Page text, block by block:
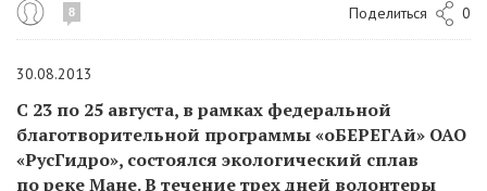
8 Поделиться 0
30.08.2013
С 23 по 25 августа, в рамках федеральной
благотворительной программы «оБЕРЕГАй» ОАО
«РусГидро», состоялся экологический сплав
по реке Мане. В течение трех дней волонтеры